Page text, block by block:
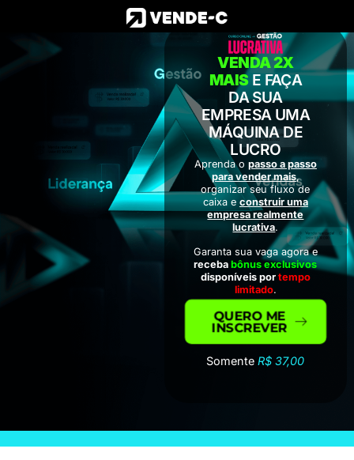
VENDA 2X
MAISE FAÇA
DA SUA
EMPRESA UMA
MÁQUINA DE
LUCRO
Aprenda o passo a passo
para vender mais,
organizar seu fluxo de
caixa e construir uma
empresa realmente
lucrativa.
Garanta sua vaga agora e
recebabônus exclusivos
disponíveis portempo
limitado.
QUERO ME
INSCREVER
SomenteR$ 37,00